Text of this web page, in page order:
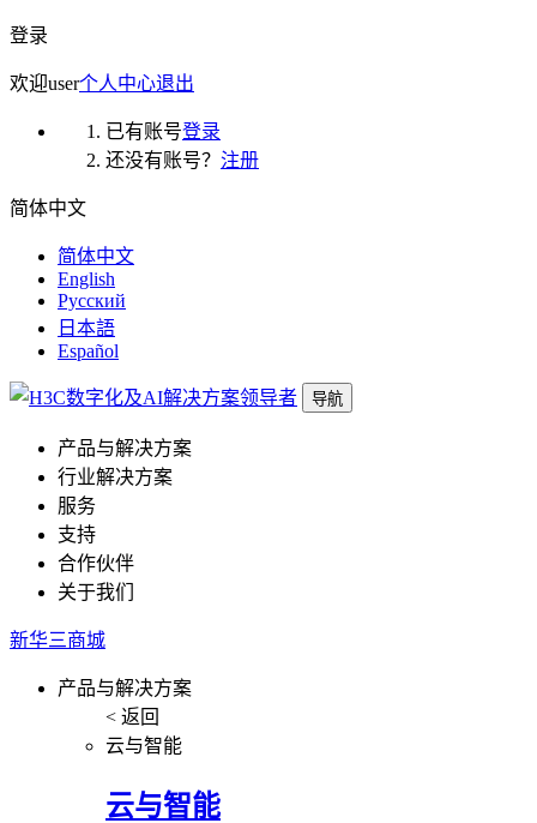
登录
欢迎user个人中心退出
已有账号登录
还没有账号？ 注册
简体中文
简体中文
English
Русский
日本語
Español
导航
产品与解决方案
行业解决方案
服务
支持
合作伙伴
关于我们
新华三商城
产品与解决方案
< 返回
云与智能
云与智能